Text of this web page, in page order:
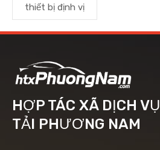
thiết bị định vị
HỢP TÁC XÃ DỊCH
TẢI PHƯƠNG NAM